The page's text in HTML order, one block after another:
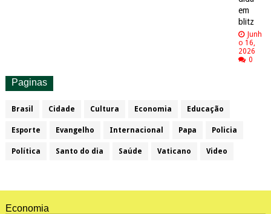
em
blitz
Junh
o 16,
2026
0
Paginas
Brasil Cidade Cultura Economia Educação
Esporte Evangelho Internacional Papa Policia
Política Santo do dia Saúde Vaticano Video
Economia